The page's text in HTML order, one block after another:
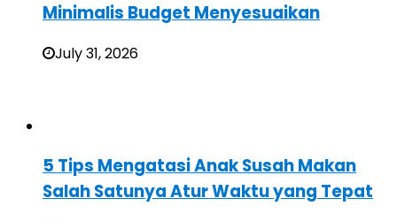
Minimalis Budget Menyesuaikan
July 31, 2026
5 Tips Mengatasi Anak Susah Makan
Salah Satunya Atur Waktu yang Tepat